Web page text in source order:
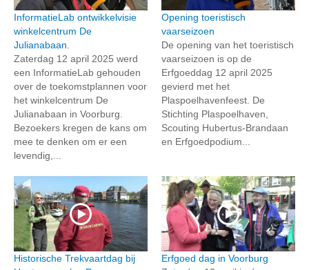
InformatieLab ontwikkelvisie
winkelcentrum De
Julianabaan.
Zaterdag 12 april 2025 werd
een InformatieLab gehouden
over de toekomstplannen voor
het winkelcentrum De
Julianabaan in Voorburg.
Bezoekers kregen de kans om
mee te denken om er een
levendig,...
Opening toeristisch
vaarseizoen
De opening van het toeristisch
vaarseizoen is op de
Erfgoeddag 12 april 2025
gevierd met het
Plaspoelhavenfeest. De
Stichting Plaspoelhaven,
Scouting Hubertus-Brandaan
en Erfgoedpodium...
Historische Trekvaartdag bij
Erfgoed dag in Voorburg